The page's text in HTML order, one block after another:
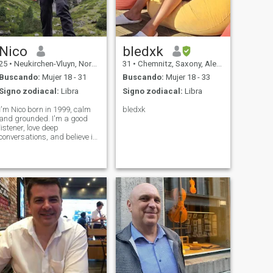
y dispuesto a ser
de un caballero.
estoy
con el que me
ama\Nas un usuario
estándar, solo puedo leer los
caracteres de su
correo aquí.\NAhora
depende de usted.
Nico
• Neukirchen-Vluyn, North Rhine-Westphalia, Alemania
Buscando: Mujer 18 - 31
Signo zodiacal: Libra
I'm Nico born in 1999, calm
and grounded. I'm a good
listener, love deep
and believe in
and quiet
in the nature – but I
lo
bledxk
31 • Chemnitz, Saxony, Alemania
Buscando: Mujer 18 - 33
Signo zodiacal: Libra
bledxk